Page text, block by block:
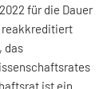
für die Dauer
das
ist ein